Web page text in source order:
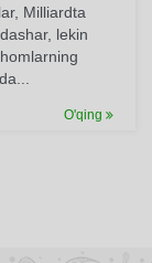
Milliardta
lekin
O'qing